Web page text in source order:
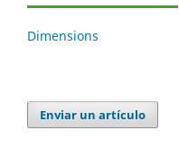
Dimensions
Enviar un artículo